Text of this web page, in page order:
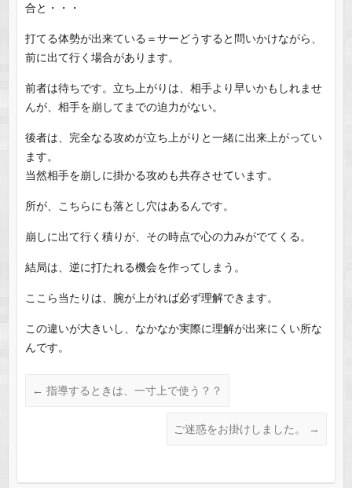
合と・・・
打てる体勢が出来ている＝サーどうすると問いかけながら、
前に出て行く場合があります。
前者は待ちです。立ち上がりは、相手より早いかもしれませ
んが、相手を崩してまでの迫力がない。
後者は、完全なる攻めが立ち上がりと一緒に出来上がってい
ます。
当然相手を崩しに掛かる攻めも共存させています。
所が、こちらにも落とし穴はあるんです。
崩しに出て行く積りが、その時点で心の力みがでてくる。
結局は、逆に打たれる機会を作ってしまう。
ここら当たりは、腕が上がれば必ず理解できます。
この違いが大きいし、なかなか実際に理解が出来にくい所な
んです。
← 指導するときは、一寸上で使う？？
ご迷惑をお掛けしました。 →